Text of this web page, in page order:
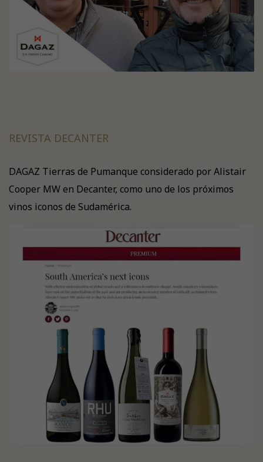
REVISTA DECANTER
DAGAZ Tierras de Pumanque considerado por Alistair
Cooper MW en Decanter, como uno de los próximos
vinos iconos de Sudamérica.